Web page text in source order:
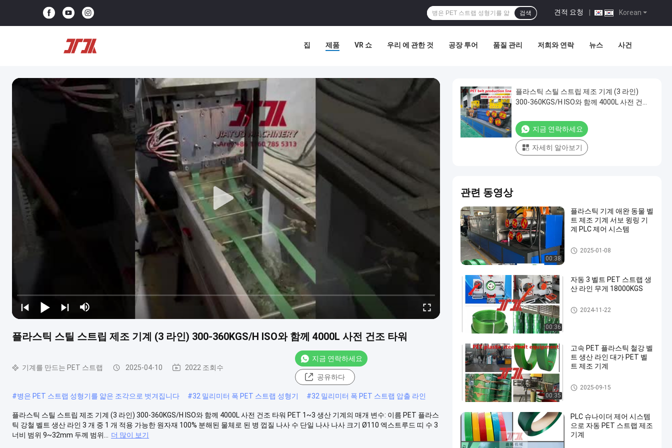
Korean
견적 요청
검색
집 제품 VR 쇼 우리 에 관한 것 공장 투어 품질 관리 저희와 연락 뉴스 사건
플라스틱 스틸 스트립 제조 기계 (3 라인) 300-360KGS/H ISO와 함께 4000L 사전 건조 타워
기계를 만드는 PET 스트랩 2025-04-10 2022 조회수
지금 연락하세요
공유하다
#병은 PET 스트랩 성형기를 얇은 조각으로 벗겨집니다 #32 밀리미터 폭 PET 스트랩 성형기 #32 밀리미터 폭 PET 스트랩 압출 라인
플라스틱 스틸 스트립 제조 기계 (3 라인) 300-360KGS/H ISO와 함께 4000L 사전 건조 타워 PET 1~3 생산 기계의 매개 변수: 이름 PET 플라스
틱 강철 벨트 생산 라인 3 개 중 1 개 적용 가능한 원자재 100% 분해된 물체로 된 병 껍질 나사 수 단일 나사 나사 크기 Ø110 엑스트루드 띠 수 3
너비 범위 9~32mm 두께 범위...
더 많이 보기
플라스틱 스틸 스트립 제조 기계 (3 라인)
300-360KGS/H ISO와 함께 4000L 사전 건조
지금 연락하세요
자세히 알아보기
관련 동영상
00:38
플라스틱 기계 애완 동물 벨
트 제조 기계 서보 윙링 기
계 PLC 제어 시스템
기계를 만드는 PET 스트랩
2025-01-08
00:36
자동 3 벨트 PET 스트랩 생
산 라인 무게 18000KGS
기계를 만드는 PET 스트랩
2024-11-22
00:35
고속 PET 플라스틱 철강 벨
트 생산 라인 대가 PET 벨
트 제조 기계
기계를 만드는 PET 스트랩
2025-09-15
PLC 슈나이더 제어 시스템
으로 자동 PET 스트랩 제조
기계